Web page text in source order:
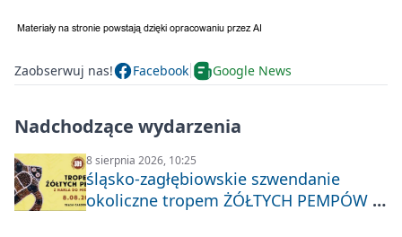
Zaobserwuj nas! Facebook Google News
Nadchodzące wydarzenia
8 sierpnia 2026, 10:25
śląsko-zagłębiowskie szwendanie
okoliczne tropem ŻÓŁTYCH PEMPÓW z